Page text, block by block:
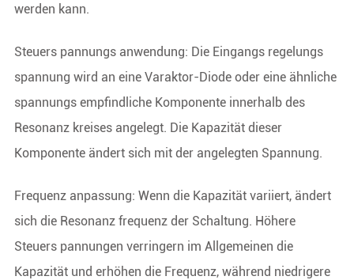
werden kann.
Steuers pannungs anwendung: Die Eingangs regelungs
spannung wird an eine Varaktor-Diode oder eine ähnliche
spannungs empfindliche Komponente innerhalb des
Resonanz kreises angelegt. Die Kapazität dieser
Komponente ändert sich mit der angelegten Spannung.
Frequenz anpassung: Wenn die Kapazität variiert, ändert
sich die Resonanz frequenz der Schaltung. Höhere
Steuers pannungen verringern im Allgemeinen die
Kapazität und erhöhen die Frequenz, während niedrigere